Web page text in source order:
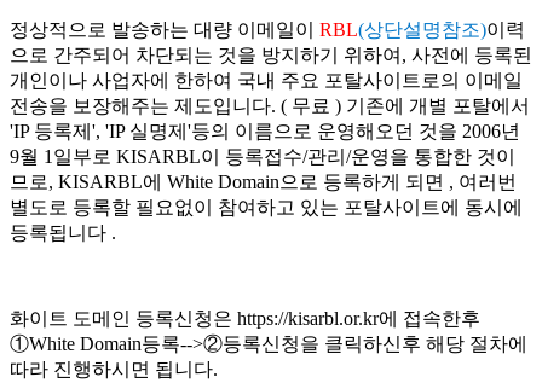
정상적으로 발송하는 대량 이메일이 RBL(상단설명참조)이력
으로 간주되어 차단되는 것을 방지하기 위하여, 사전에 등록된
개인이나 사업자에 한하여 국내 주요 포탈사이트로의 이메일
전송을 보장해주는 제도입니다. ( 무료 ) 기존에 개별 포탈에서
'IP 등록제', 'IP 실명제'등의 이름으로 운영해오던 것을 2006년
9월 1일부로 KISARBL이 등록접수/관리/운영을 통합한 것이
므로, KISARBL에 White Domain으로 등록하게 되면 , 여러번
별도로 등록할 필요없이 참여하고 있는 포탈사이트에 동시에
등록됩니다 .
화이트 도메인 등록신청은 https://kisarbl.or.kr에 접속한후
①White Domain등록-->②등록신청을 클릭하신후 해당 절차에
따라 진행하시면 됩니다.